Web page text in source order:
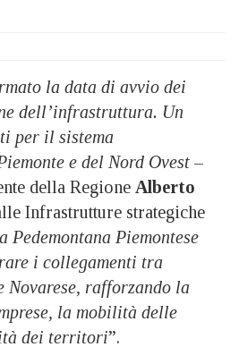
la data di avvio dei
dell’infrastruttura. Un
per il sistema
e del Nord Ovest –
della Regione Alberto
Infrastrutture strategiche
Pedemontana Piemontese
i collegamenti tra
Novarese, rafforzando la
la mobilità delle
dei territori”.